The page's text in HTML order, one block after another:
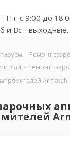
Пт: с 9:00 до
и Вс - выходные.
- Ремонт
- Ремонт
Armateh